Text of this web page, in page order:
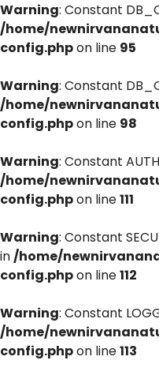
Warning: Constant
/home/
config.phpon line 95
Warning: Constant
/home/
config.phpon line 98
Warning: Constant
/home/
config.phpon line111
Warning: Constant
in/home/
config.phpon line112
Warning: Constant
/home/
config.phpon line113